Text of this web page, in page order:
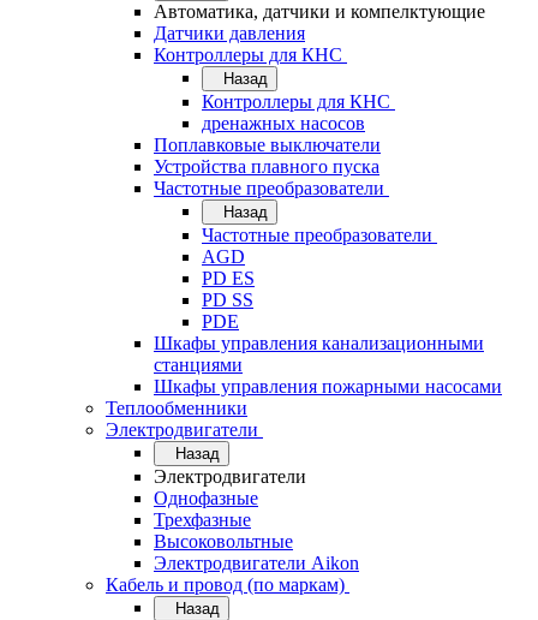
Автоматика, датчики и компелктующие
Датчики давления
Контроллеры для КНС
Назад
Контроллеры для КНС
дренажных насосов
Поплавковые выключатели
Устройства плавного пуска
Частотные преобразователи
Назад
Частотные преобразователи
AGD
PD ES
PD SS
PDE
Шкафы управления канализационными
станциями
Шкафы управления пожарными насосами
Теплообменники
Электродвигатели
Назад
Электродвигатели
Однофазные
Трехфазные
Высоковольтные
Электродвигатели Aikon
Кабель и провод (по маркам)
Назад